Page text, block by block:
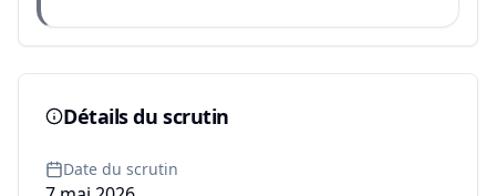
Détails du scrutin
Date du scrutin